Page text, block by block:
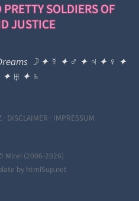
SOLDIERS OF
JUSTICE
Dreams ☽ ✦ ☿ ✦ ♂ ✦ ♃ ✦ ♀ ✦
✦ ♅ ✦ ♄
· DISCLAIMER · IMPRESSUM
Mirei (2006-2026)
by html5up.net